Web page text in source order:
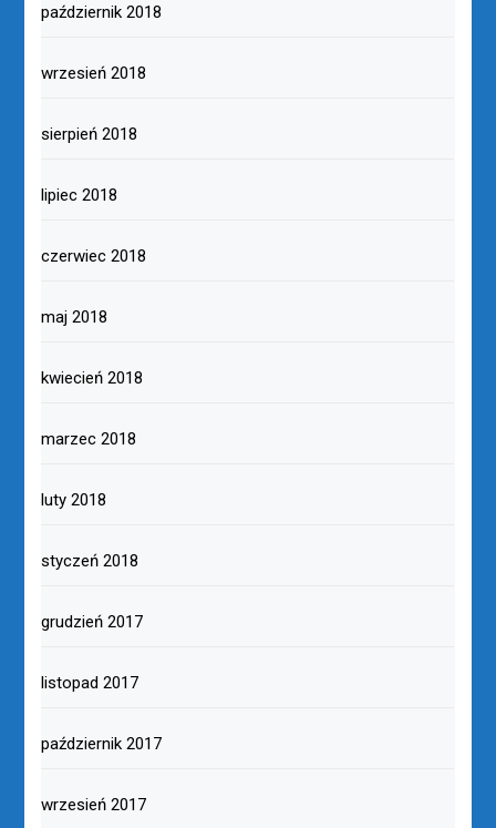
październik 2018
wrzesień 2018
sierpień 2018
lipiec 2018
czerwiec 2018
maj 2018
kwiecień 2018
marzec 2018
luty 2018
styczeń 2018
grudzień 2017
listopad 2017
październik 2017
wrzesień 2017